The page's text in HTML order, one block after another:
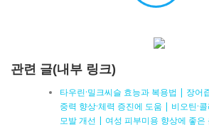
관련 글(내부 링크)
타우린·밀크씨슬 효능과 복용법 | 장어
중력 향상·체력 증진에 도움 | 비오틴·
모발 개선 | 여성 피부미용 향상에 좋은